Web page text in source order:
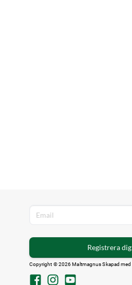
Registrera dig
Copyright © 2026 Maltmagnus Skapad med